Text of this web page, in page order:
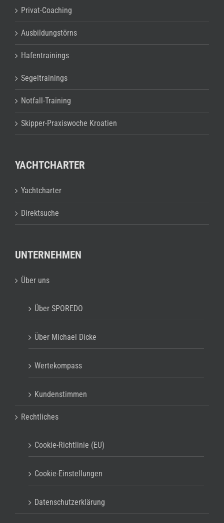
Privat-Coaching
Ausbildungstörns
Hafentrainings
Segeltrainings
Notfall-Training
Skipper-Praxiswoche Kroatien
YACHTCHARTER
Yachtcharter
Direktsuche
UNTERNEHMEN
Über uns
Über SPOREDO
Über Michael Dicke
Wertekompass
Kundenstimmen
Rechtliches
Cookie-Richtlinie (EU)
Cookie-Einstellungen
Datenschutzerklärung